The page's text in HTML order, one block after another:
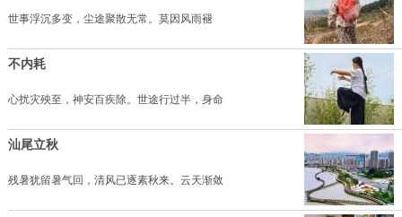
世事浮沉多变，尘途聚散无常。莫因风雨褪
不内耗
心扰灾殃至，神安百疾除。世途行过半，身命
汕尾立秋
残暑犹留暑气回，清风已逐素秋来。云天渐敛